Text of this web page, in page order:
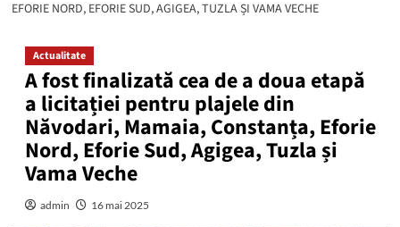
EFORIE NORD, EFORIE SUD, AGIGEA, TUZLA ȘI VAMA VECHE
Actualitate
A fost finalizată cea de a doua etapă
a licitației pentru plajele din
Năvodari, Mamaia, Constanța, Eforie
Nord, Eforie Sud, Agigea, Tuzla și
Vama Veche
admin 16 mai 2025